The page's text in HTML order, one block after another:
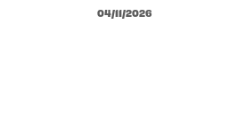
04/11/2026